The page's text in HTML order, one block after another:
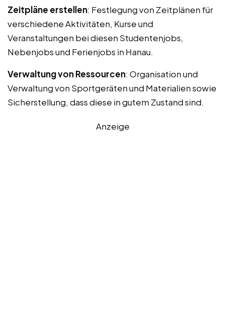
Zeitpläne erstellen: Festlegung von Zeitplänen für
verschiedene Aktivitäten, Kurse und
Veranstaltungen bei diesen Studentenjobs,
Nebenjobs und Ferienjobs in Hanau.
Verwaltung von Ressourcen: Organisation und
Verwaltung von Sportgeräten und Materialien sowie
Sicherstellung, dass diese in gutem Zustand sind.
Anzeige